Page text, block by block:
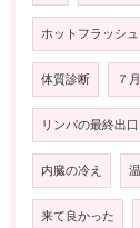
ホットフラッシュ
体質診断 ７
リンパの最終出口
内臓の冷え
来て良かった